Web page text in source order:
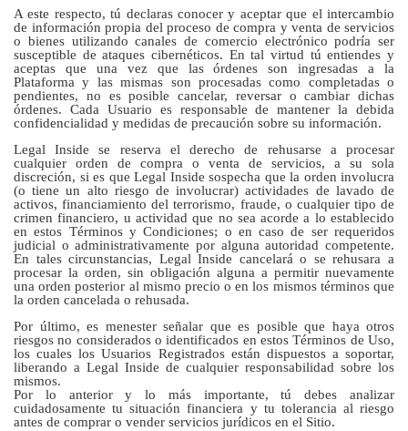
A este respecto, tú declaras conocer y aceptar que el intercambio
de información propia del proceso de compra y venta de servicios
o bienes utilizando canales de comercio electrónico podría ser
susceptible de ataques cibernéticos. En tal virtud tú entiendes y
aceptas que una vez que las órdenes son ingresadas a la
Plataforma y las mismas son procesadas como completadas o
pendientes, no es posible cancelar, reversar o cambiar dichas
órdenes. Cada Usuario es responsable de mantener la debida
confidencialidad y medidas de precaución sobre su información.
Legal Inside se reserva el derecho de rehusarse a procesar
cualquier orden de compra o venta de servicios, a su sola
discreción, si es que Legal Inside sospecha que la orden involucra
(o tiene un alto riesgo de involucrar) actividades de lavado de
activos, financiamiento del terrorismo, fraude, o cualquier tipo de
crimen financiero, u actividad que no sea acorde a lo establecido
en estos Términos y Condiciones; o en caso de ser requeridos
judicial o administrativamente por alguna autoridad competente.
En tales circunstancias, Legal Inside cancelará o se rehusara a
procesar la orden, sin obligación alguna a permitir nuevamente
una orden posterior al mismo precio o en los mismos términos que
la orden cancelada o rehusada.
Por último, es menester señalar que es posible que haya otros
riesgos no considerados o identificados en estos Términos de Uso,
los cuales los Usuarios Registrados están dispuestos a soportar,
liberando a Legal Inside de cualquier responsabilidad sobre los
mismos.
Por lo anterior y lo más importante, tú debes analizar
cuidadosamente tu situación financiera y tu tolerancia al riesgo
antes de comprar o vender servicios jurídicos en el Sitio.